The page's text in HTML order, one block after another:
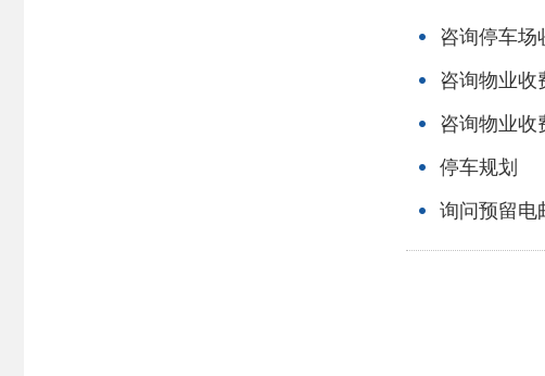
咨询停车场
咨询物业收
咨询物业收
停车规划
询问预留电